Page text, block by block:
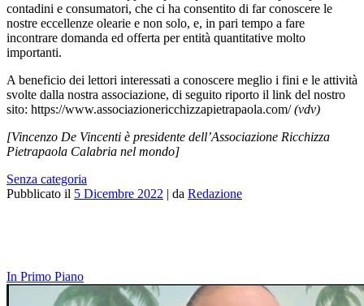
contadini e consumatori, che ci ha consentito di far conoscere le
nostre eccellenze olearie e non solo, e, in pari tempo a fare
incontrare domanda ed offerta per entità quantitative molto
importanti.
A beneficio dei lettori interessati a conoscere meglio i fini e le attività
svolte dalla nostra associazione, di seguito riporto il link del nostro
sito: https://www.associazionericchizzapietrapaola.com/(vdv)
[Vincenzo De Vincenti è presidente dell’Associazione Ricchizza
Pietrapaola Calabria nel mondo]
Senza categoria
Pubblicato il 5 Dicembre 2022 | da Redazione
In Primo Piano